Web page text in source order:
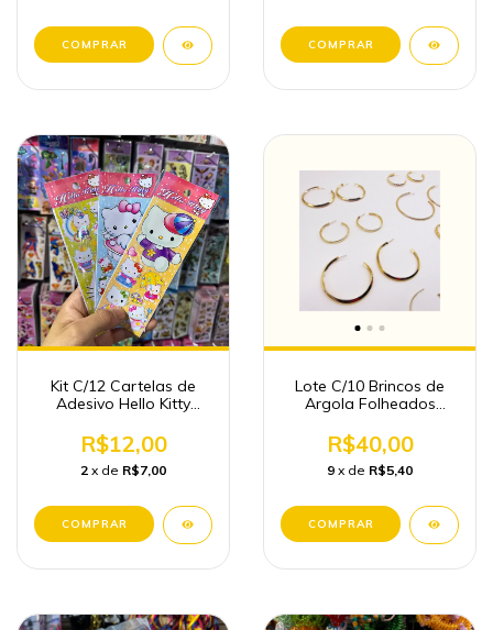
Kit C/12 Cartelas de
Adesivo Hello Kitty
Atacado
R$12,00
2 x de R$7,00
Lote C/10 Brincos de
Argola Folheados
R$40,00
9 x de R$5,40